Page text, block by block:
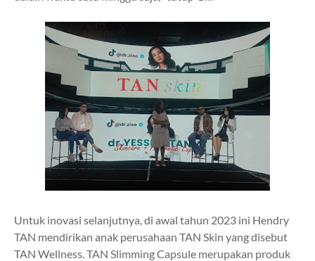
Untuk inovasi selanjutnya, di awal tahun 2023 ini Hendry
TAN mendirikan anak perusahaan TAN Skin yang disebut
TAN Wellness. TAN Slimming Capsule merupakan produk